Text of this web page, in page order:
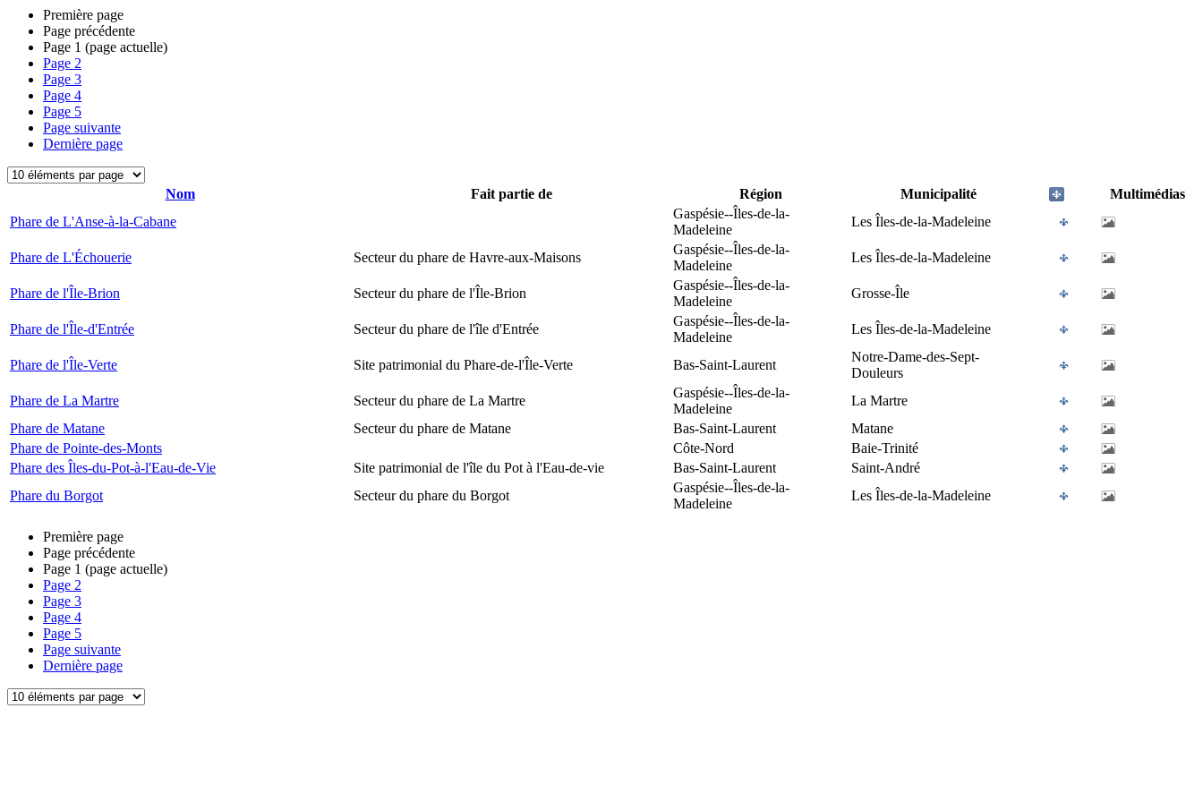
Première page
Page précédente
Page 1 (page actuelle)
Page 2
Page 3
Page 4
Page 5
Page suivante
Dernière page
Nom Fait partie de Région Municipalité
Multimédias
Phare de L'Anse-à-la-Cabane
Gaspésie--Îles-de-la-
Madeleine
Les Îles-de-la-Madeleine
Phare de L'Échouerie Secteur du phare de Havre-aux-Maisons
Gaspésie--Îles-de-la-
Madeleine
Les Îles-de-la-Madeleine
Phare de l'Île-Brion Secteur du phare de l'Île-Brion
Gaspésie--Îles-de-la-
Madeleine
Grosse-Île
Phare de l'Île-d'Entrée Secteur du phare de l'île d'Entrée
Gaspésie--Îles-de-la-
Madeleine
Les Îles-de-la-Madeleine
Phare de l'Île-Verte Site patrimonial du Phare-de-l'Île-Verte Bas-Saint-Laurent
Notre-Dame-des-Sept-
Douleurs
Phare de La Martre
Secteur du phare de La Martre
Gaspésie--Îles-de-la-
Madeleine
La Martre
Phare de Matane
Secteur du phare de Matane Bas-Saint-Laurent
Matane
Phare de Pointe-des-Monts
Côte-Nord
Baie-Trinité
Phare des Îles-du-Pot-à-l'Eau-de-Vie
Site patrimonial de l'île du Pot à l'Eau-de-vie Bas-Saint-Laurent
Saint-André
Phare du Borgot
Secteur du phare du Borgot
Gaspésie--Îles-de-la-
Madeleine
Les Îles-de-la-Madeleine
Première page
Page précédente
Page 1 (page actuelle)
Page 2
Page 3
Page 4
Page 5
Page suivante
Dernière page